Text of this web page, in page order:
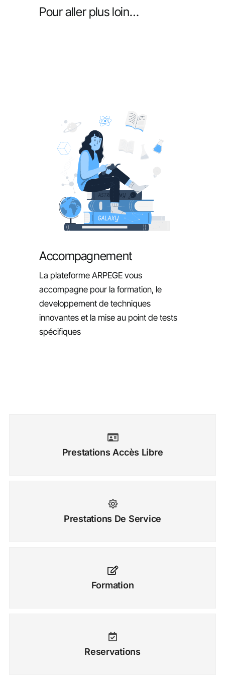
Pour aller plus loin…
Accompagnement
La plateforme ARPEGE vous
accompagne pour la formation, le
developpement de techniques
innovantes et la mise au point de tests
spécifiques
Prestations Accès Libre
Prestations De Service
Formation
Reservations